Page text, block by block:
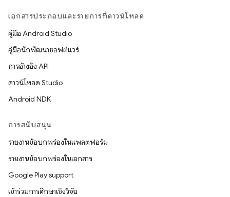
เอกสารประกอบและรายการที่ดาวน์โหลด
คู่มือ Android Studio
คู่มือนักพัฒนาซอฟต์แวร์
การอ้างอิง API
ดาวน์โหลด Studio
Android NDK
การสนับสนุน
รายงานข้อบกพร่องในแพลตฟอร์ม
รายงานข้อบกพร่องในเอกสาร
Google Play support
เข้าร่วมการศึกษาเชิงวิจัย